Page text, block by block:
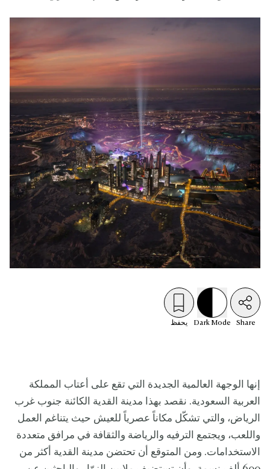
Share
Dark Mode يحفظ
إنها الوجهة العالمية الجديدة التي تقع على أعتاب المملكة
العربية السعودية. نقصد بهذا مدينة القدية الكائنة جنوب غرب
الرياض، والتي تشكّل مكاناً عصرياً للعيش حيث يتناغم العمل
واللعب، ويجتمع الترفيه والرياضة والثقافة في مرافق متعددة
الاستخدامات. ومن المتوقع أن تحتضن مدينة القدية أكثر من